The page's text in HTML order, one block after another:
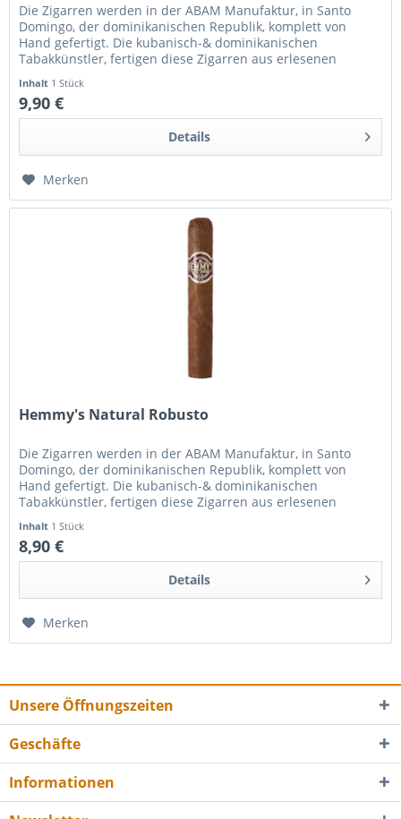
Die Zigarren werden in der ABAM Manufaktur, in Santo
Domingo, der dominikanischen Republik, komplett von
Hand gefertigt. Die kubanisch-& dominikanischen
Tabakkünstler, fertigen diese Zigarren aus erlesenen
Inhalt 1 Stück
9,90 €
Details
Merken
Hemmy's Natural Robusto
Die Zigarren werden in der ABAM Manufaktur, in Santo
Domingo, der dominikanischen Republik, komplett von
Hand gefertigt. Die kubanisch-& dominikanischen
Tabakkünstler, fertigen diese Zigarren aus erlesenen
Inhalt 1 Stück
8,90 €
Details
Merken
Unsere Öffnungszeiten
Geschäfte
Informationen